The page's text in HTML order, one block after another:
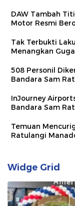
DAW Tambah
Motor Resmi
Tak Terbukti
Menangkan
508 Personil
Bandara Sam
InJourney
Bandara Sam
Temuan
Ratulangi
Widge Grid